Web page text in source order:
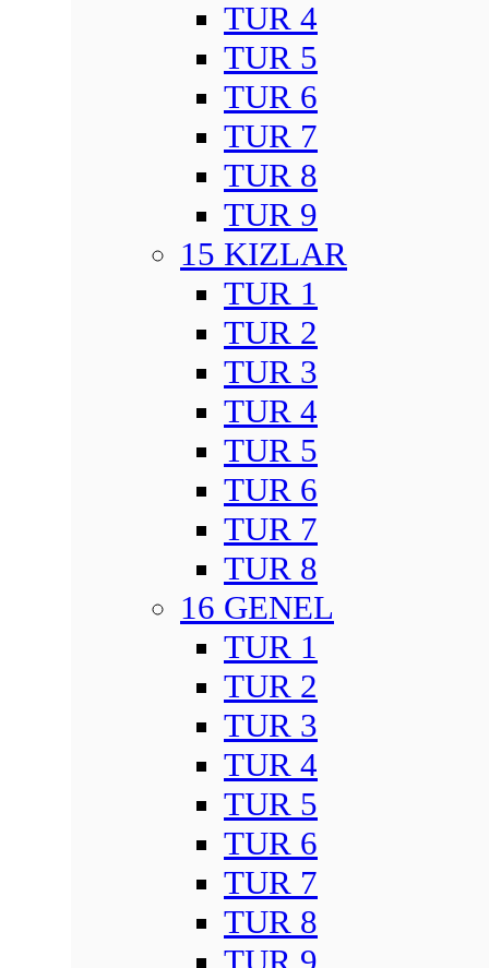
TUR 4
TUR 5
TUR 6
TUR 7
TUR 8
TUR 9
15 KIZLAR
TUR 1
TUR 2
TUR 3
TUR 4
TUR 5
TUR 6
TUR 7
TUR 8
16 GENEL
TUR 1
TUR 2
TUR 3
TUR 4
TUR 5
TUR 6
TUR 7
TUR 8